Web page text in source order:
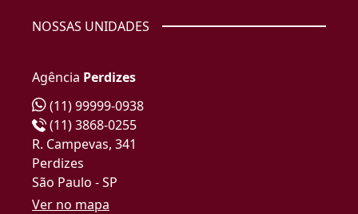
NOSSAS UNIDADES
Agência Perdizes
(11) 99999-0938
(11) 3868-0255
R. Campevas, 341
Perdizes
São Paulo - SP
Ver no mapa